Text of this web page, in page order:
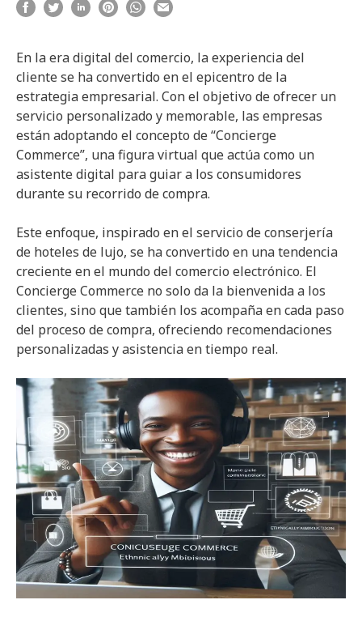
En la era digital del comercio, la experiencia del
cliente se ha convertido en el epicentro de la
estrategia empresarial. Con el objetivo de ofrecer un
servicio personalizado y memorable, las empresas
están adoptando el concepto de “Concierge
Commerce”, una figura virtual que actúa como un
asistente digital para guiar a los consumidores
durante su recorrido de compra.
Este enfoque, inspirado en el servicio de conserjería
de hoteles de lujo, se ha convertido en una tendencia
creciente en el mundo del comercio electrónico. El
Concierge Commerce no solo da la bienvenida a los
clientes, sino que también los acompaña en cada paso
del proceso de compra, ofreciendo recomendaciones
personalizadas y asistencia en tiempo real.